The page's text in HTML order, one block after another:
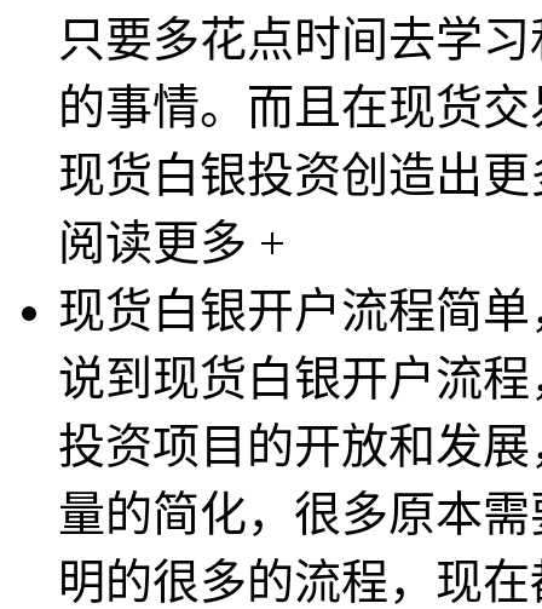
只要多花点时间去学
的事情。而且在现货
现货白银投资创造出
阅读更多 +
现货白银开户流程简
说到现货白银开户流
投资项目的开放和发
量的简化，很多原本
明的很多的流程，现